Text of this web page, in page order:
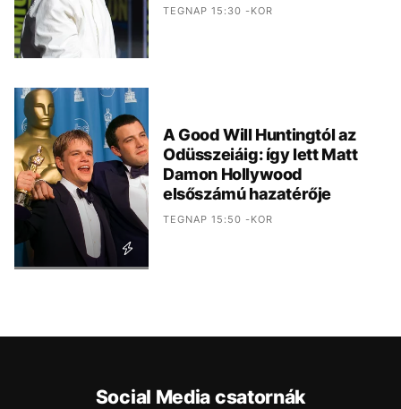
TEGNAP 15:30 -KOR
A Good Will Huntingtól az
Odüsszeiáig: így lett Matt
Damon Hollywood
elsőszámú hazatérője
TEGNAP 15:50 -KOR
Social Media csatornák